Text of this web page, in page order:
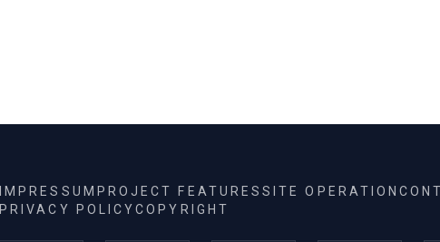
IMPRESSUM PROJECT FEATURESSITE OPERATION
PRIVACY POLICYCOPYRIGHT